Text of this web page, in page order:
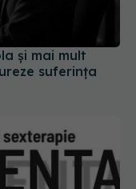
și mai mult
suferința